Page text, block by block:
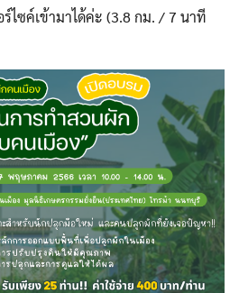
ไซค์เข้ามาได้ค่ะ (3.8 กม. / 7 นาที